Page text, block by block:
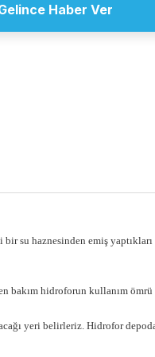
Haber Ver
su haznesinden emiş
bakım hidroforun kullanım
yeri belirleriz. Hidrofor